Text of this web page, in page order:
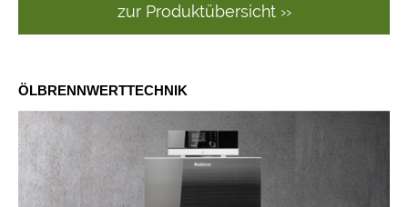
zur Produktübersicht ››
ÖLBRENNWERTTECHNIK